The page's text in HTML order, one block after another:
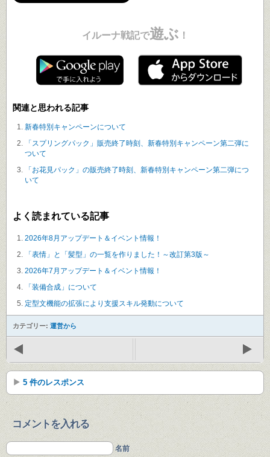
イルーナ戦記で遊ぶ ！
関連と思われる記事
新春特別キャンペーンについて
「スプリングパック」販売終了時刻、新春特別キャンペーン第二弾に
ついて
「お花見パック」の販売終了時刻、新春特別キャンペーン第二弾につ
いて
よく読まれている記事
2026年8月アップデート＆イベント情報！
「表情」と「髪型」の一覧を作りました！～改訂第3版～
2026年7月アップデート＆イベント情報！
「装備合成」について
定型文機能の拡張により支援スキル発動について
カテゴリー: 運営から
5 件のレスポンス
コメントを入れる
名前